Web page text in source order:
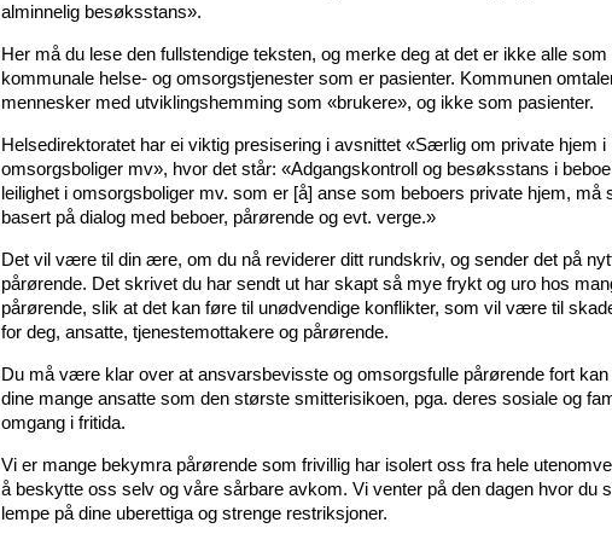
alminnelig besøksstans».
Her må du lese den fullstendige teksten, og merke deg at det er ikke alle som
kommunale helse- og omsorgstjenester som er pasienter. Kommunen
mennesker med utviklingshemming som «brukere», og ikke som pasienter.
Helsedirektoratet har ei viktig presisering i avsnittet «Særlig om private hjem i
omsorgsboliger mv», hvor det står: «Adgangskontroll og besøksstans i
leilighet i omsorgsboliger mv. som er [å] anse som beboers private hjem, må
basert på dialog med beboer, pårørende og evt. verge.»
Det vil være til din ære, om du nå reviderer ditt rundskriv, og sender det på
pårørende. Det skrivet du har sendt ut har skapt så mye frykt og uro hos
pårørende, slik at det kan føre til unødvendige konflikter, som vil være til
for deg, ansatte, tjenestemottakere og pårørende.
Du må være klar over at ansvarsbevisste og omsorgsfulle pårørende fort kan
dine mange ansatte som den største smitterisikoen, pga. deres sosiale og
omgang i fritida.
Vi er mange bekymra pårørende som frivillig har isolert oss fra hele
å beskytte oss selv og våre sårbare avkom. Vi venter på den dagen hvor du
lempe på dine uberettiga og strenge restriksjoner.